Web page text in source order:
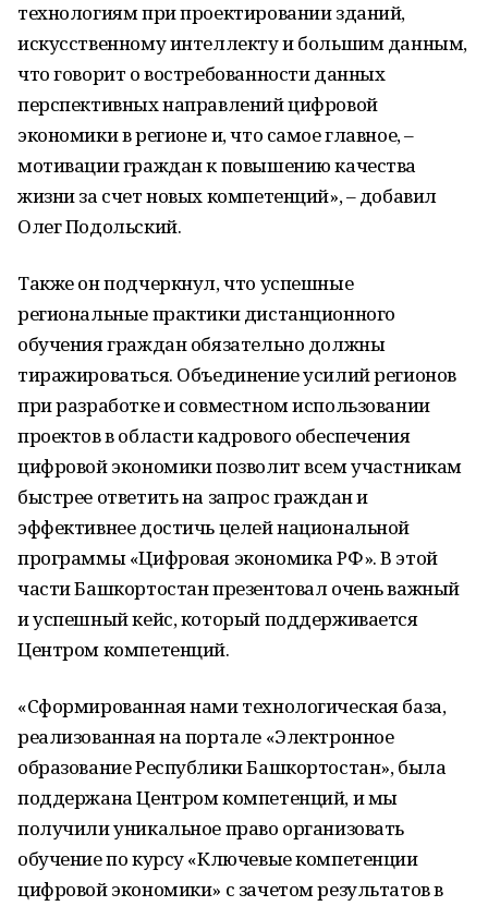
технологиям при проектировании зданий,
искусственному интеллекту и большим данным,
что говорит о востребованности данных
перспективных направлений цифровой
экономики в регионе и, что самое главное, –
мотивации граждан к повышению качества
жизни за счет новых компетенций», – добавил
Олег Подольский.
Также он подчеркнул, что успешные
региональные практики дистанционного
обучения граждан обязательно должны
тиражироваться. Объединение усилий регионов
при разработке и совместном использовании
проектов в области кадрового обеспечения
цифровой экономики позволит всем участникам
быстрее ответить на запрос граждан и
эффективнее достичь целей национальной
программы «Цифровая экономика РФ». В этой
части Башкортостан презентовал очень важный
и успешный кейс, который поддерживается
Центром компетенций.
«Сформированная нами технологическая база,
реализованная на портале «Электронное
образование Республики Башкортостан», была
поддержана Центром компетенций, и мы
получили уникальное право организовать
обучение по курсу «Ключевые компетенции
цифровой экономики» с зачетом результатов в